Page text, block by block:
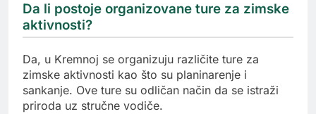
Da li postoje organizovane ture za zimske
aktivnosti?
Da, u Kremnoj se organizuju različite ture za
zimske aktivnosti kao što su planinarenje i
sankanje. Ove ture su odličan način da se istraži
priroda uz stručne vodiče.